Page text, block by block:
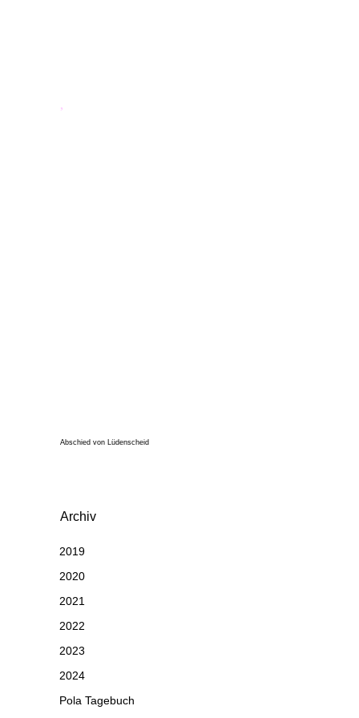
Abschied von Lüdenscheid
Archiv
2019
2020
2021
2022
2023
2024
Pola Tagebuch